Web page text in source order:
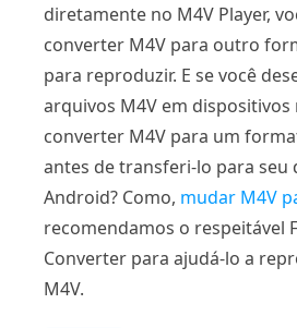
diretamente no M4V Player,
converter M4V para outro
para reproduzir. E se você
arquivos M4V em dispositivos
converter M4V para um
antes de transferi-lo para seu
Android? Como, mudar M4V
recomendamos o respeitável
Converter para ajudá-lo a
M4V.